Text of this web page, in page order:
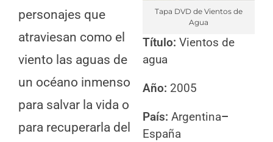
personajes que
atraviesan como el
viento las aguas de
un océano inmenso
para salvar la vida o
para recuperarla del
Tapa DVD de Vientos de
Agua
Título: Vientos de
agua
Año: 2005
País: Argentina–
España